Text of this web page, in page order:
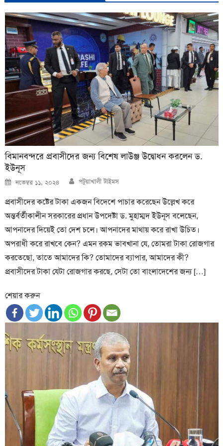
বিমানবন্দরে প্রবাসীদের জন্য বিশেষ লাউঞ্জ উদ্বোধন করলেন ড.
ইউনূস
Posted
on
নভেম্বর ১১, ২০২৪ Author
পটুয়াখালী টাইমস
প্রবাসীদের কষ্টের টাকা একজন বিদেশে পাচার করেছেন উল্লেখ করে
অন্তর্বর্তীকালীন সরকারের প্রধান উপদেষ্টা ড. মুহাম্মদ ইউনূস বলেছেন,
আপনাদের দিয়েই তো দেশ চলে। আপনাদের মাথায় করে রাখা উচিত।
অপরাধী করে রাখবে কেন? এমন রকম ভাবখানা যে, তোমরা টাকা রোজগার
করতেছো, তাতে আমাদের কি? তোমাদের ব্যাপার, আমাদের কী?
প্রবাসীদের টাকা যেটা রোজগার করছে, সেটা তো বাংলাদেশের জন্য […]
শেয়ার করুন